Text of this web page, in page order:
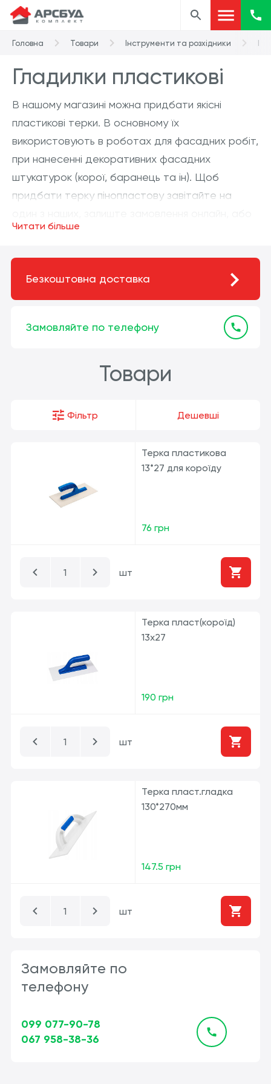
Головна Товари Інструменти та розхідники
Гладилки пластикові
В нашому магазині можна придбати якісні
пластикові терки. В основному їх
використовують в роботах для фасадних робіт,
при нанесенні декоративних фасадних
штукатурок (корої, баранець та ін). Щоб
придбати терку пінопластову завітайте на
просто зателефонуйте!
Читати більше
Безкоштовна доставка
Замовляйте по телефону
Товари
Фільтр Дешевші
Терка пластикова
13*27 для короїду
76 грн
шт
Терка пласт(короїд)
13х27
190 грн
шт
Терка пласт.гладка
130*270мм
147.5 грн
шт
Замовляйте по
телефону
099 077-90-78
067 958-38-36